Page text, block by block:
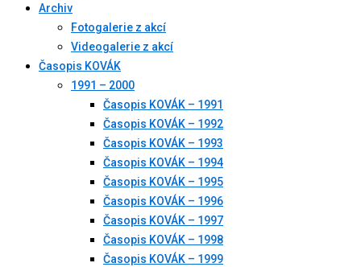
Archiv
Fotogalerie z akcí
Videogalerie z akcí
Časopis KOVÁK
1991 – 2000
Časopis KOVÁK – 1991
Časopis KOVÁK – 1992
Časopis KOVÁK – 1993
Časopis KOVÁK – 1994
Časopis KOVÁK – 1995
Časopis KOVÁK – 1996
Časopis KOVÁK – 1997
Časopis KOVÁK – 1998
Časopis KOVÁK – 1999